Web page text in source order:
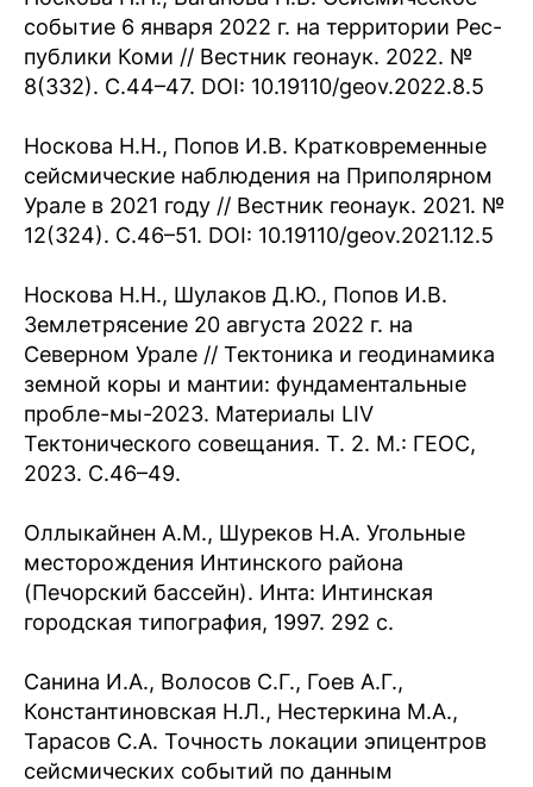
событие 6 января 2022 г. на территории Рес-
публики Коми // Вестник геонаук. 2022. №
8(332). C.44–47. DOI: 10.19110/geov.2022.8.5
Носкова Н.Н., Попов И.В. Кратковременные
сейсмические наблюдения на Приполярном
Урале в 2021 году // Вестник геонаук. 2021. №
12(324). C.46–51. DOI: 10.19110/geov.2021.12.5
Носкова Н.Н., Шулаков Д.Ю., Попов И.В.
Землетрясение 20 августа 2022 г. на
Северном Урале // Тектоника и геодинамика
земной коры и мантии: фундаментальные
пробле-мы-2023. Материалы LIV
Тектонического совещания. Т. 2. М.: ГЕОС,
2023. С.46–49.
Оллыкайнен А.М., Шуреков Н.А. Угольные
месторождения Интинского района
(Печорский бассейн). Инта: Интинская
городская типография, 1997. 292 с.
Санина И.А., Волосов С.Г., Гоев А.Г.,
Константиновская Н.Л., Нестеркина М.А.,
Тарасов С.А. Точность локации эпицентров
сейсмических событий по данным